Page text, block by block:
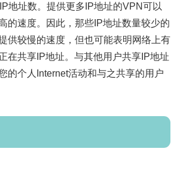
地址数。提供更多IP地址的VPN可以
的速度。因此，那些IP地址数量较少的
供较慢的速度，但也可能表明网络上有
在共享IP地址。与其他用户共享IP地址
的个人Internet活动和与之共享的用户